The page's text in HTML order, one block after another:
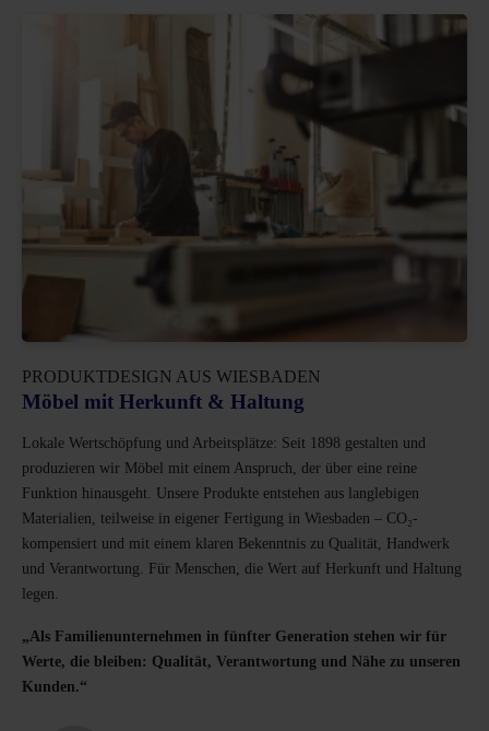
PRODUKTDESIGN AUS WIESBADEN
Möbel mit Herkunft & Haltung
Lokale Wertschöpfung und Arbeitsplätze: Seit 1898 gestalten und
produzieren wir Möbel mit einem Anspruch, der über eine reine
Funktion hinausgeht. Unsere Produkte entstehen aus langlebigen
Materialien, teilweise in eigener Fertigung in Wiesbaden – CO₂-
kompensiert und mit einem klaren Bekenntnis zu Qualität, Handwerk
und Verantwortung. Für Menschen, die Wert auf Herkunft und Haltung
legen.
„Als Familienunternehmen in fünfter Generation stehen wir für
Werte, die bleiben: Qualität, Verantwortung und Nähe zu unseren
Kunden.“